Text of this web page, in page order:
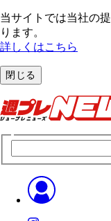
当サイトでは当社の
ります。
詳しくはこちら
閉じる